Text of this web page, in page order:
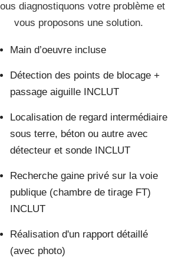
diagnostiquons votre problème et
vous proposons une solution.
Main d’oeuvre incluse
Détection des points de blocage +
passage aiguille INCLUT
Localisation de regard intermédiaire
sous terre, béton ou autre avec
détecteur et sonde INCLUT
Recherche gaine privé sur la voie
publique (chambre de tirage FT)
INCLUT
Réalisation d'un rapport détaillé
(avec photo)